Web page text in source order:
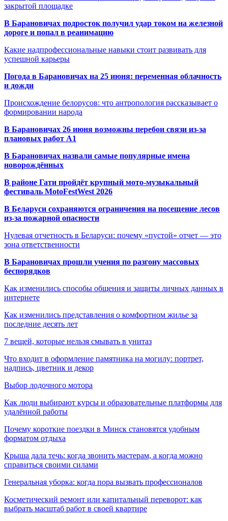
закрытой площадке
В Барановичах подросток получил удар током на железной
дороге и попал в реанимацию
Какие надпрофессиональные навыки стоит развивать для
успешной карьеры
Погода в Барановичах на 25 июня: переменная облачность
и дожди
Происхождение белорусов: что антропология рассказывает о
формировании народа
В Барановичах 26 июня возможны перебои связи из-за
плановых работ A1
В Барановичах назвали самые популярные имена
новорождённых
В районе Гати пройдёт крупный мото-музыкальный
фестиваль MotoFestWest 2026
В Беларуси сохраняются ограничения на посещение лесов
из-за пожарной опасности
Нулевая отчетность в Беларуси: почему «пустой» отчет — это
зона ответственности
В Барановичах прошли учения по разгону массовых
беспорядков
Как изменились способы общения и защиты личных данных в
интернете
Как изменились представления о комфортном жилье за
последние десять лет
7 вещей, которые нельзя смывать в унитаз
Что входит в оформление памятника на могилу: портрет,
надпись, цветник и декор
Выбор лодочного мотора
Как люди выбирают курсы и образовательные платформы для
удалённой работы
Почему короткие поездки в Минск становятся удобным
форматом отдыха
Крыша дала течь: когда звонить мастерам, а когда можно
справиться своими силами
Генеральная уборка: когда пора вызвать профессионалов
Косметический ремонт или капитальный переворот: как
выбрать масштаб работ в своей квартире